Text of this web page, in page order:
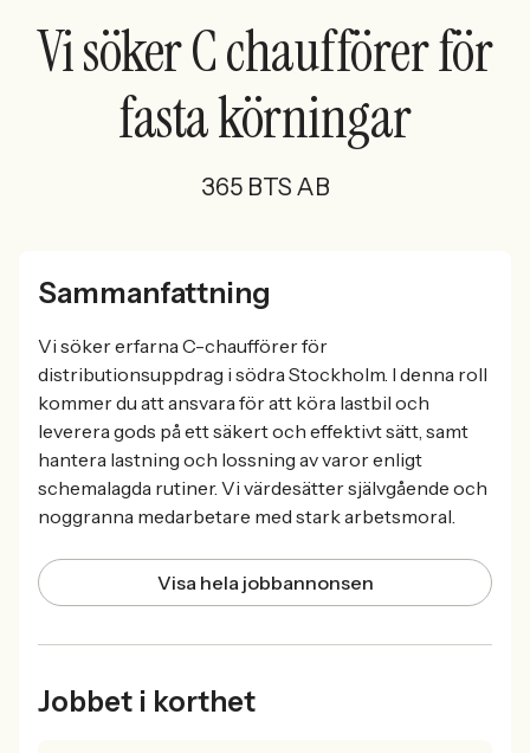
Ny här? Skapa konto
Vi söker C chaufförer för
fasta körningar
365 BTS AB
Sammanfattning
Vi söker erfarna C-chaufförer för
distributionsuppdrag i södra Stockholm. I denna roll
kommer du att ansvara för att köra lastbil och
leverera gods på ett säkert och effektivt sätt, samt
hantera lastning och lossning av varor enligt
schemalagda rutiner. Vi värdesätter självgående och
noggranna medarbetare med stark arbetsmoral.
Visa hela jobbannonsen
Jobbet i korthet